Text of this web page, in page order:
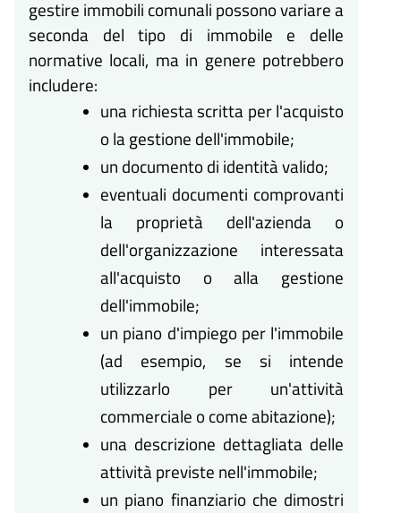
gestire immobili comunali possono variare a
seconda del tipo di immobile e delle
normative locali, ma in genere potrebbero
includere:
una richiesta scritta per l'acquisto
o la gestione dell'immobile;
un documento di identità valido;
eventuali documenti comprovanti
la proprietà dell'azienda o
dell'organizzazione interessata
all'acquisto o alla gestione
dell'immobile;
un piano d'impiego per l'immobile
(ad esempio, se si intende
utilizzarlo per un'attività
commerciale o come abitazione);
una descrizione dettagliata delle
attività previste nell'immobile;
un piano finanziario che dimostri